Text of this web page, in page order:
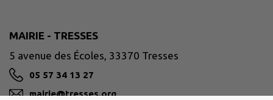
MAIRIE - TRESSES
5 avenue des Écoles, 33370 Tresses
05 57 34 13 27
mairie@tresses.org